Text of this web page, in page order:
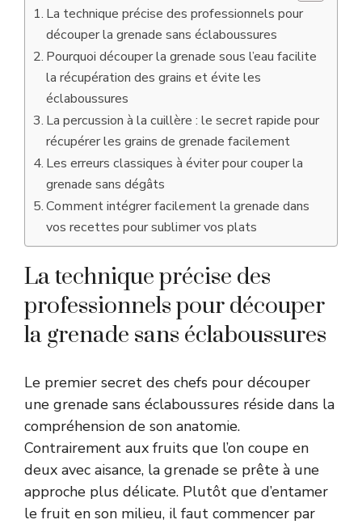
La technique précise des professionnels pour
découper la grenade sans éclaboussures
Pourquoi découper la grenade sous l’eau facilite
la récupération des grains et évite les
éclaboussures
La percussion à la cuillère : le secret rapide pour
récupérer les grains de grenade facilement
Les erreurs classiques à éviter pour couper la
grenade sans dégâts
Comment intégrer facilement la grenade dans
vos recettes pour sublimer vos plats
La technique précise des
professionnels pour découper
la grenade sans éclaboussures
Le premier secret des chefs pour découper
une grenade sans éclaboussures réside dans la
compréhension de son anatomie.
Contrairement aux fruits que l’on coupe en
deux avec aisance, la grenade se prête à une
approche plus délicate. Plutôt que d’entamer
le fruit en son milieu, il faut commencer par